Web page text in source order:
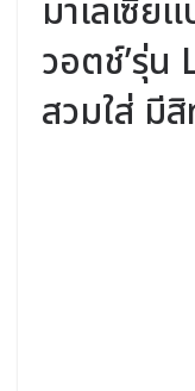
มาเลเซีย
วอตช์’รุ่น
สวมใส่ มี